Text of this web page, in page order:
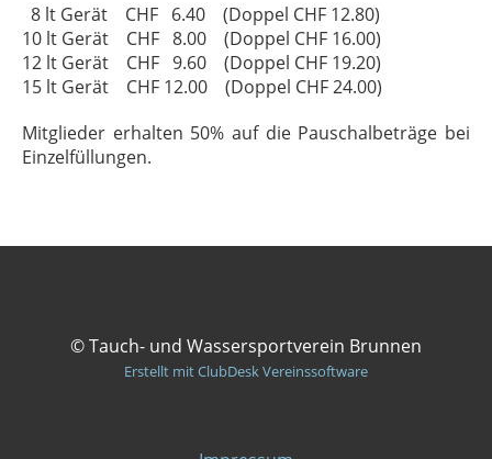
8 lt Gerät CHF 6.40 (Doppel CHF 12.80)
10 lt Gerät CHF 8.00 (Doppel CHF 16.00)
12 lt Gerät CHF 9.60 (Doppel CHF 19.20)
15 lt Gerät CHF 12.00 (Doppel CHF 24.00)
Mitglieder erhalten 50% auf die Pauschalbeträge bei
Einzelfüllungen.
© Tauch- und Wassersportverein Brunnen
Erstellt mit ClubDesk Vereinssoftware